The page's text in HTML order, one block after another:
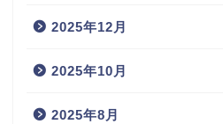
2025年12月
2025年10月
2025年8月